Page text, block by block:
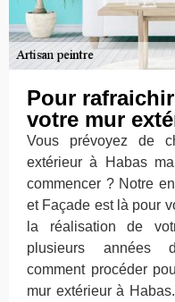
Pour
votre mur
Vous prévoyez de
extérieur à Habas
commencer ? Notre
et Façade est là pour
la réalisation de
plusieurs années
comment procéder
mur extérieur à